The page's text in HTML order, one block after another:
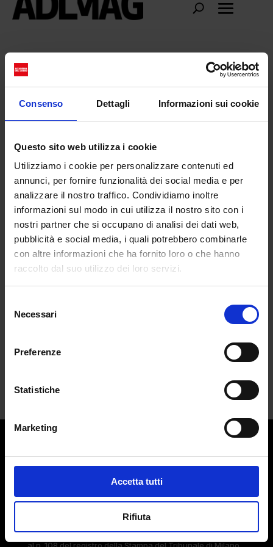
Consenso Dettagli Informazioni sui cookie
Questo sito web utilizza i cookie
Utilizziamo i cookie per personalizzare contenuti ed
annunci, per fornire funzionalità dei social media e per
analizzare il nostro traffico. Condividiamo inoltre
informazioni sul modo in cui utilizza il nostro sito con i
nostri partner che si occupano di analisi dei dati web,
pubblicità e social media, i quali potrebbero combinarle
con altre informazioni che ha fornito loro o che hanno
raccolto dal suo utilizzo dei loro servizi.
delNecessari
Preferenze
Statistiche
Marketing
Accetta tutti
Rifiuta
Inquinamento visivo
La città svizzera Vernier dice basta alla
rovinando la società?
Contatti:redazione@adlmag.it
ACCADEMIA DEL LUSSO
Logo ADLMag è stato realizzato dall’ Art Director Patrizio
Testata giornalistica online registrata il 13 Settembre 2023